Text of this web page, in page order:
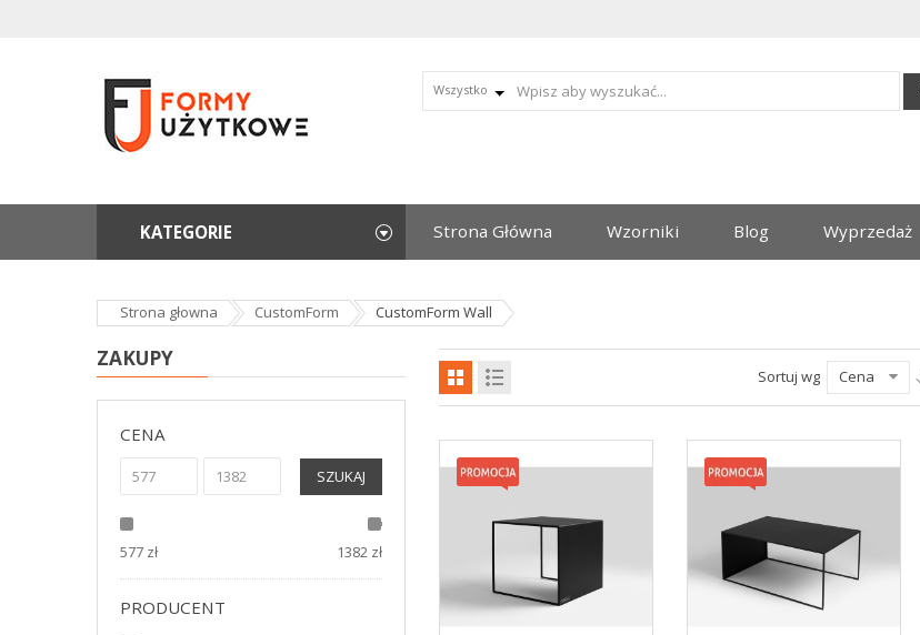
Wszystko
Strona Główna Wzorniki Blog Wyprzedaż
KATEGORIE
Strona głowna CustomForm CustomForm Wall
ZAKUPY
CENA
SZUKAJ
577 zł 1382 zł
PRODUCENT
Sortuj wg Cena